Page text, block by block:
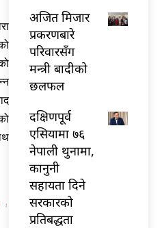
अजित मिजार
प्रकरणबारे
परिवारसँग
मन्त्री बादीको
छलफल
दक्षिणपूर्व
एसियामा ७६
नेपाली थुनामा,
कानुनी
सहायता दिने
सरकारको
प्रतिबद्धता